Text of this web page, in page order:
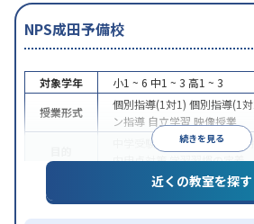
NPS成田予備校
続きを見る
対象学年 小1 ~ 6 中1 ~ 3 高1 ~ 3
授業形式
個別指導(1対1) 個別指導(1
ン指導 自立学習 映像授業
中学受験 高校受験大学受験
内申点対策学習習慣の定着
授業の振替可能学習にPC・
ライン対応1科目から受講可
近くの教室を探す